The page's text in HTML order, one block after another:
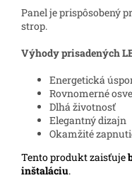
Panel je prispôsobený
strop.
Výhody prisadených
Energetická
Rovnomerné
Dlhá životnosť
Elegantný dizajn
Okamžité
Tento produkt zaisťuje
inštaláciu.